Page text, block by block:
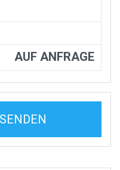
AUF ANFRAGE